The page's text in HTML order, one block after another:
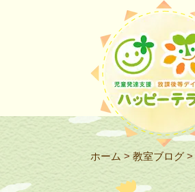
ホーム > 教室ブログ >